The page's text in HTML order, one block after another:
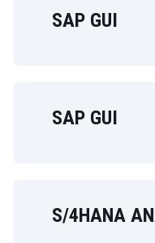
SAP GUI
SAP GUI
S/4HANA